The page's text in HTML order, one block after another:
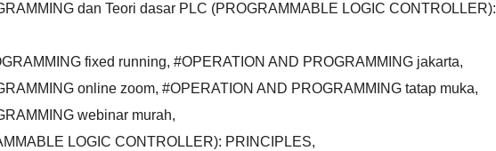
dan Teori dasar PLC (PROGRAMMABLE LOGIC CONTROLLER):
fixed running, #OPERATION AND PROGRAMMING jakarta,
online zoom, #OPERATION AND PROGRAMMING tatap muka,
webinar murah,
LOGIC CONTROLLER): PRINCIPLES,